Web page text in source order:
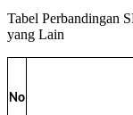
Tabel Perbandingan
yang Lain
No